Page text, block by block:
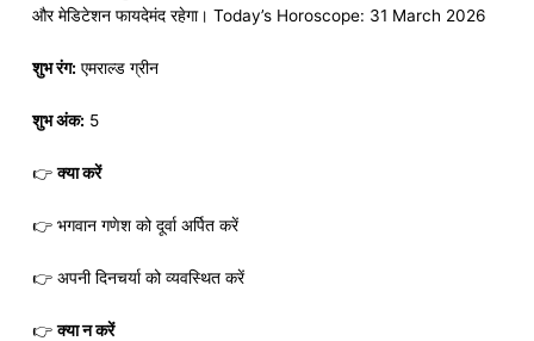
और मेडिटेशन फायदेमंद रहेगा। Today’s Horoscope: 31 March 2026
शुभ रंग: एमराल्ड ग्रीन
शुभ अंक: 5
👉क्या करें
👉 भगवान गणेश को दूर्वा अर्पित करें
👉 अपनी दिनचर्या को व्यवस्थित करें
👉क्या न करें